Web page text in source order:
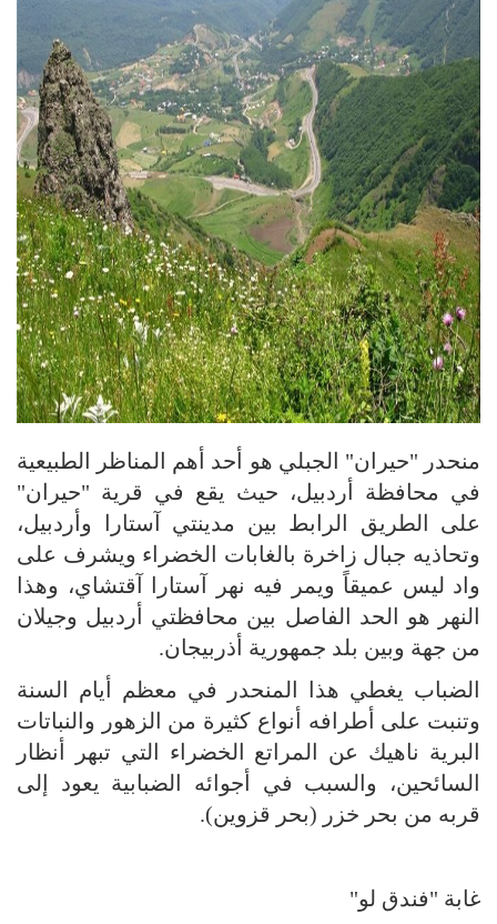
منحدر "حيران" الجبلي هو أحد أهم المناظر الطبيعية
في محافظة أردبيل، حيث يقع في قرية "حيران"
على الطريق الرابط بين مدينتي آستارا وأردبيل،
وتحاذيه جبال زاخرة بالغابات الخضراء ويشرف على
واد ليس عميقاً ويمر فيه نهر آستارا آقتشاي، وهذا
النهر هو الحد الفاصل بين محافظتي أردبيل وجيلان
من جهة وبين بلد جمهورية أذربيجان.
الضباب يغطي هذا المنحدر في معظم أيام السنة
وتنبت على أطرافه أنواع كثيرة من الزهور والنباتات
البرية ناهيك عن المراتع الخضراء التي تبهر أنظار
السائحين، والسبب في أجوائه الضبابية يعود إلى
قربه من بحر خزر (بحر قزوين).
غابة "فندق لو"